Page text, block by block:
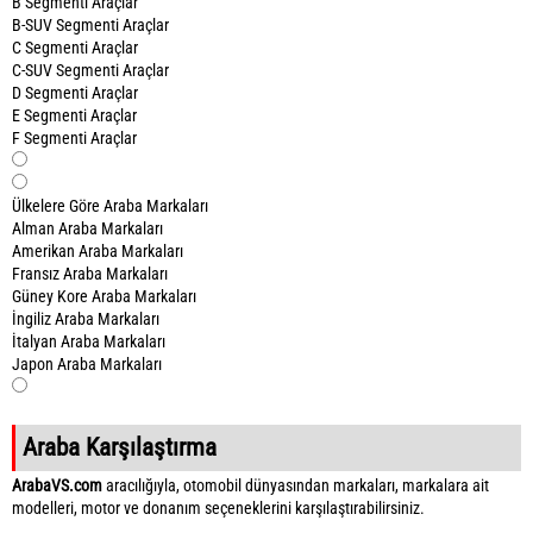
B-SUV Segmenti Araçlar
C Segmenti Araçlar
C-SUV Segmenti Araçlar
D Segmenti Araçlar
E Segmenti Araçlar
F Segmenti Araçlar
Ülkelere Göre Araba Markaları
Alman Araba Markaları
Amerikan Araba Markaları
Fransız Araba Markaları
Güney Kore Araba Markaları
İngiliz Araba Markaları
İtalyan Araba Markaları
Japon Araba Markaları
Araba Karşılaştırma
ArabaVS.comaracılığıyla, otomobil dünyasından markaları, markalara ait
modelleri, motor ve donanım seçeneklerini karşılaştırabilirsiniz.